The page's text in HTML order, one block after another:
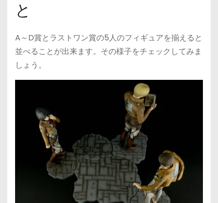
と
A～D賞とラストワン賞の5人のフィギュアを揃えると
並べることが出来ます。その様子をチェックしてみま
しょう。